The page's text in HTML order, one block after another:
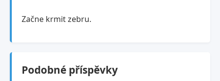
Začne krmit zebru.
Podobné příspěvky